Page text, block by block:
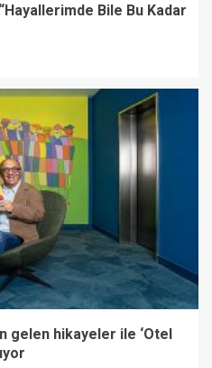
Bile Bu Kadar
gelen hikayeler ile ‘Otel